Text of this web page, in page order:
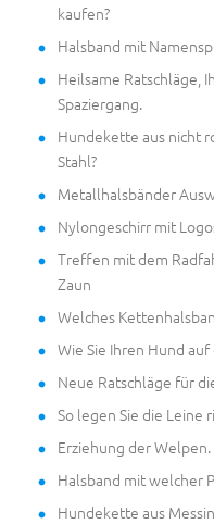
kaufen?
Halsband mit
Heilsame Ratschläge,
Spaziergang.
Hundekette aus nicht
Stahl?
Metallhalsbänder
Nylongeschirr mit
Treffen mit dem
Zaun
Welches
Wie Sie Ihren Hund
Neue Ratschläge für
So legen Sie die Leine
Erziehung der
Halsband mit welcher
Hundekette aus